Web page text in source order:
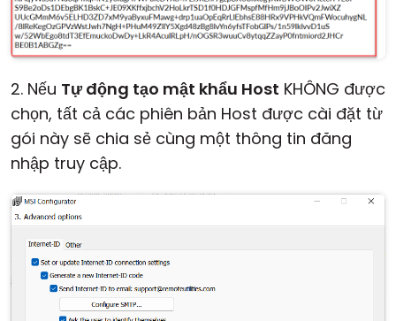
2. Nếu Tự động tạo mật khẩu Host KHÔNG được
chọn, tất cả các phiên bản Host được cài đặt từ
gói này sẽ chia sẻ cùng một thông tin đăng
nhập truy cập.